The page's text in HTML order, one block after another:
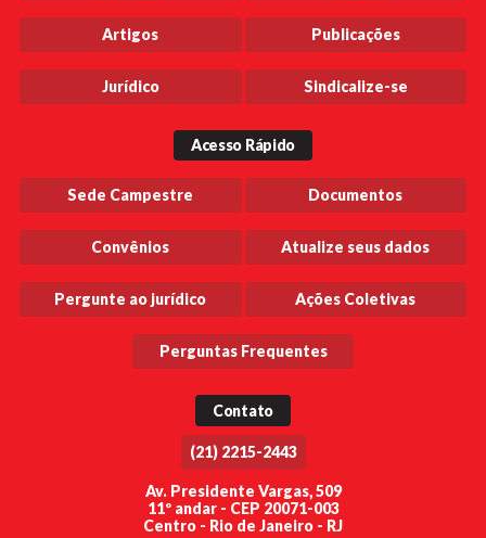
Artigos Publicações
Jurídico Sindicalize-se
Acesso Rápido
Sede Campestre Documentos
Convênios Atualize seus dados
Pergunte ao jurídico Ações Coletivas
Perguntas Frequentes
Contato
(21) 2215-2443
Av. Presidente Vargas, 509
11º andar - CEP 20071-003
Centro - Rio de Janeiro - RJ